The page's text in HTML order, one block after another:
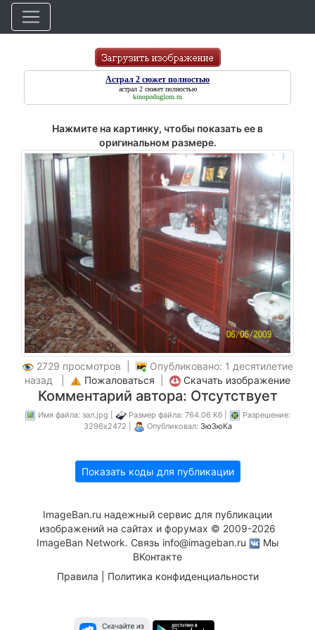
Астрал 2 сюжет полностью
астрал 2 сюжет полностью
kinopoduglom.ru
Нажмите на картинку, чтобы показать ее в
оригинальном размере.
2729 просмотров |
Опубликовано: 1 десятилетие
назад |
Пожаловаться Скачать изображение
Комментарий автора: Отсутствует
Имя файла: зал.jpg | Размер файла: 764.06 Кб |
Разрешение:
3296x2472 |
Опубликовал: ЗюЗюКа
Показать коды для публикации
ImageBan.ru надежный сервис для публикации
изображений на сайтах и форумах © 2009-2026
ImageBan Network. Связь info@imageban.ru
Мы
ВКонтакте
Правила
Политика конфиденциальности